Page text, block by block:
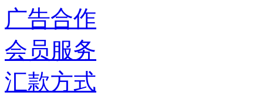
广告合作
会员服务
汇款方式